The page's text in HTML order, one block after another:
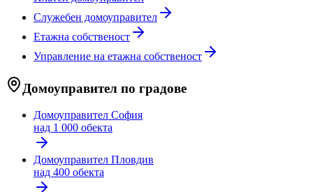
Служебен домоуправител
Етажна собственост
Управление на етажна собственост
Домоуправител по градове
Домоуправител София
над 1 000 обекта
Домоуправител Пловдив
над 400 обекта